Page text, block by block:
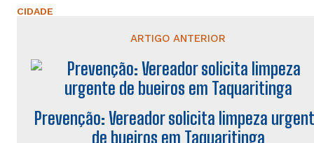
CIDADE
ARTIGO ANTERIOR
Prevenção: Vereador solicita limpeza
de bueiros em Taquaritinga